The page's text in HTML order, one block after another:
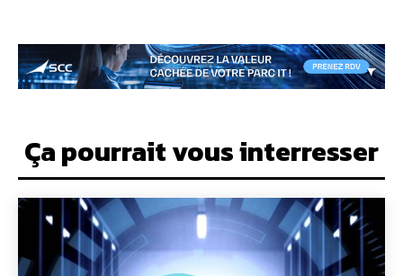
Ça pourrait vous interresser